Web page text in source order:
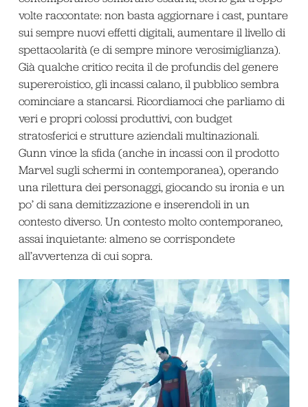
volte raccontate: non basta aggiornare i cast, puntare
sui sempre nuovi effetti digitali, aumentare il livello di
spettacolarità (e di sempre minore verosimiglianza).
Già qualche critico recita il de profundis del genere
supereroistico, gli incassi calano, il pubblico sembra
cominciare a stancarsi. Ricordiamoci che parliamo di
veri e propri colossi produttivi, con budget
stratosferici e strutture aziendali multinazionali.
Gunn vince la sfida (anche in incassi con il prodotto
Marvel sugli schermi in contemporanea), operando
una rilettura dei personaggi, giocando su ironia e un
po’ di sana demitizzazione e inserendoli in un
contesto diverso. Un contesto molto contemporaneo,
assai inquietante: almeno se corrispondete
all’avvertenza di cui sopra.